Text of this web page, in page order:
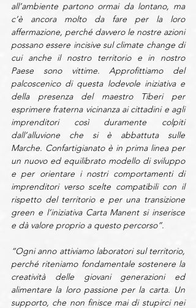
all’ambiente partono ormai da lontano, ma
c’è ancora molto da fare per la loro
affermazione, perché davvero le nostre azioni
possano essere incisive sul climate change di
cui anche il nostro territorio e in nostro
Paese sono vittime. Approfittiamo del
palcoscenico di questa lodevole iniziativa e
della presenza del maestro Tiberi per
esprimere fraterna vicinanza ai cittadini e agli
imprenditori così duramente colpiti
dall’alluvione che si è abbattuta sulle
Marche. Confartigianato è in prima linea per
un nuovo ed equilibrato modello di sviluppo
e per orientare i nostri comportamenti di
imprenditori verso scelte compatibili con il
rispetto del territorio e per una transizione
green e l’iniziativa Carta Manent si inserisce
e dà valore proprio a questo percorso”.
“Ogni anno attiviamo laboratori sul territorio,
perché riteniamo fondamentale sostenere la
creatività delle giovani generazioni ed
alimentare la loro passione per la carta. Un
supporto, che non finisce mai di stupirci nei